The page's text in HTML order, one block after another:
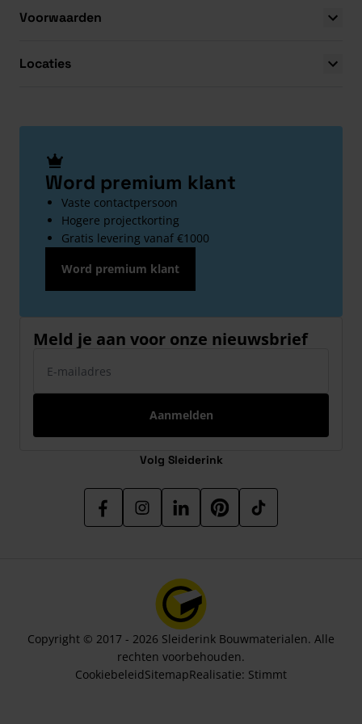
Voorwaarden
Locaties
Word premium klant
Vaste contactpersoon
Hogere projectkorting
Gratis levering vanaf €1000
Word premium klant
Meld je aan voor onze nieuwsbrief
Aanmelden
Volg Sleiderink
Copyright © 2017 - 2026 Sleiderink Bouwmaterialen. Alle
rechten voorbehouden.
CookiebeleidSitemapRealisatie: Stimmt